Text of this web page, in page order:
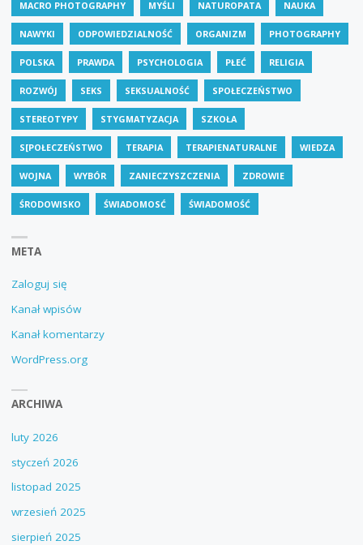
MACRO PHOTOGRAPHY MYŚLI NATUROPATA NAUKA
NAWYKI ODPOWIEDZIALNOŚĆ ORGANIZM PHOTOGRAPHY
POLSKA PRAWDA PSYCHOLOGIA PŁEĆ RELIGIA
ROZWÓJ SEKS SEKSUALNOŚĆ SPOŁECZEŃSTWO
STEREOTYPY STYGMATYZACJA SZKOŁA
S[POŁECZEŃSTWO TERAPIA TERAPIENATURALNE WIEDZA
WOJNA WYBÓR ZANIECZYSZCZENIA ZDROWIE
ŚRODOWISKO ŚWIADOMOSĆ ŚWIADOMOŚĆ
META
Zaloguj się
Kanał wpisów
Kanał komentarzy
WordPress.org
ARCHIWA
luty 2026
styczeń 2026
listopad 2025
wrzesień 2025
sierpień 2025